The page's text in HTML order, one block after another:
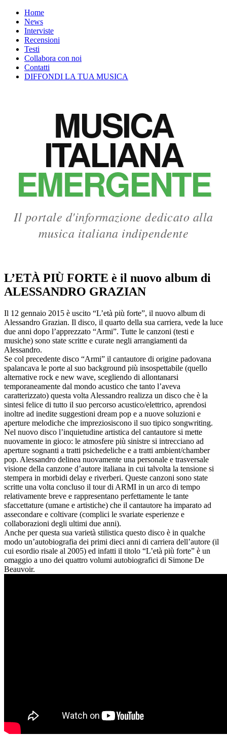
Salta
contenuto
Home
News
Interviste
Recensioni
Testi
Collabora con noi
Contatti
DIFFONDI LA TUA MUSICA
MUSICA
ITALIANA
EMERGENTE
Il portale d'informazione dedicato alla
musica italiana indipendente
L’ETÀ PIÙ FORTE è il nuovo album di
ALESSANDRO GRAZIAN
Il 12 gennaio 2015 è uscito “L’età più forte”, il nuovo album di
Alessandro Grazian. Il disco, il quarto della sua carriera, vede la luce
due anni dopo l’apprezzato “Armi”. Tutte le canzoni (testi e
musiche) sono state scritte e curate negli arrangiamenti da
Alessandro.
Se col precedente disco “Armi” il cantautore di origine padovana
spalancava le porte al suo background più insospettabile (quello
alternative rock e new wave, scegliendo di allontanarsi
temporaneamente dal mondo acustico che tanto l’aveva
caratterizzato) questa volta Alessandro realizza un disco che è la
sintesi felice di tutto il suo percorso acustico/elettrico, aprendosi
inoltre ad inedite suggestioni dream pop e a nuove soluzioni e
aperture melodiche che impreziosiscono il suo tipico songwriting.
Nel nuovo disco l’inquietudine artistica del cantautore si mette
nuovamente in gioco: le atmosfere più sinistre si intrecciano ad
aperture sognanti a tratti psichedeliche e a tratti ambient/chamber
pop. Alessandro delinea nuovamente una personale e trasversale
visione della canzone d’autore italiana in cui talvolta la tensione si
stempera in morbidi delay e riverberi. Queste canzoni sono state
scritte una volta concluso il tour di ARMI in un arco di tempo
relativamente breve e rappresentano perfettamente le tante
sfaccettature (umane e artistiche) che il cantautore ha imparato ad
assecondare e coltivare (complici le svariate esperienze e
collaborazioni degli ultimi due anni).
Anche per questa sua varietà stilistica questo disco è in qualche
modo un’autobiografia dei primi dieci anni di carriera dell’autore (il
cui esordio risale al 2005) ed infatti il titolo “L’età più forte” è un
omaggio a uno dei quattro volumi autobiografici di Simone De
Beauvoir.